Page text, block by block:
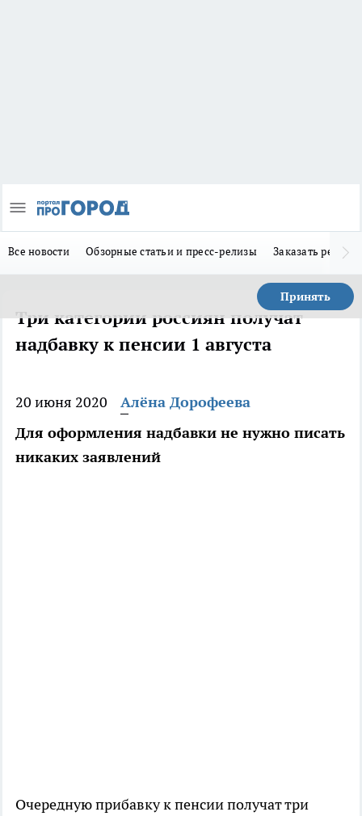
Все новости Обзорные статьи и пресс-релизы Заказать
Принять
Три категории россиян получат
надбавку к пенсии 1 августа
20 июня 2020
Алёна Дорофеева
Для оформления надбавки не нужно писать
никаких заявлений
Очередную прибавку к пенсии получат три